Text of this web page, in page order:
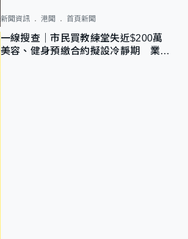
新聞資訊 港聞 首頁新聞
一線搜查｜市民買教練堂失近$200萬
美容、健身預繳合約擬設冷靜期 業界